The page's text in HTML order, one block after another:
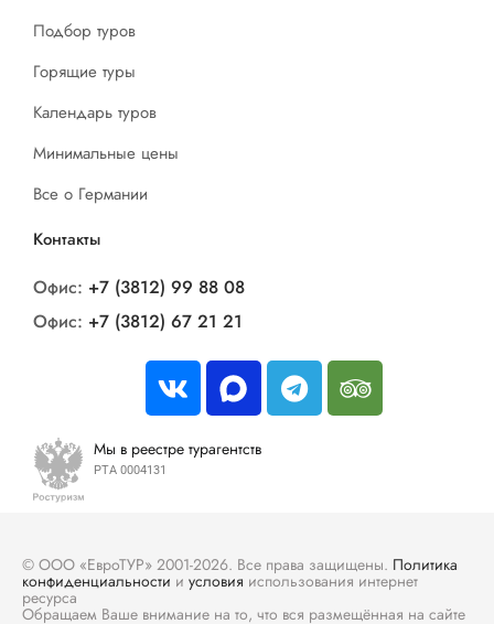
Подбор туров
Горящие туры
Календарь туров
Минимальные цены
Все о Германии
Контакты
Офис: +7 (3812) 99 88 08
Офис: +7 (3812) 67 21 21
Мы в реестре турагентств
РТА 0004131
© ООО «ЕвроТУР» 2001-2026. Все права защищены. Политика
конфиденциальности и условия использования интернет
ресурса
Обращаем Ваше внимание на то, что вся размещённая на сайте